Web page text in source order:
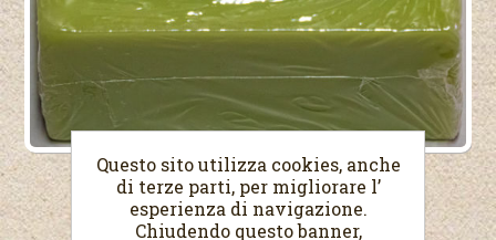
Questo sito utilizza cookies, anche
di terze parti, per migliorare l’
esperienza di navigazione.
Chiudendo questo banner,